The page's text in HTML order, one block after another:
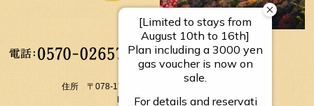
【受付時間】
10：00～17：00
住所 〒078-1795 北海道上川郡上川町層雲峡温泉
FAX： 01658-5-3054